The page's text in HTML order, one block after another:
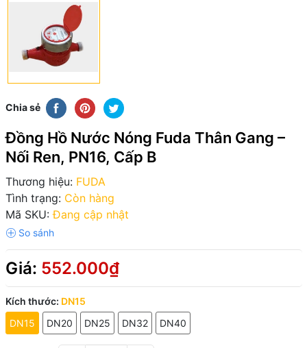
Chia sẻ
Đồng Hồ Nước Nóng Fuda Thân Gang –
Nối Ren, PN16, Cấp B
Thương hiệu: FUDA
Tình trạng: Còn hàng
Mã SKU: Đang cập nhật
Giá: 552.000₫
Kích thước: DN15
DN15
DN20 DN25 DN32 DN40